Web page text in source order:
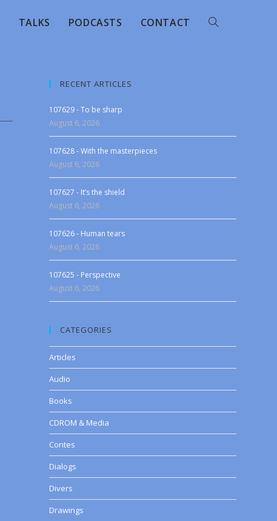
TALKS PODCASTS CONTACT
RECENT ARTICLES
107629 - To be sharp
August 6, 2026
107628 - With the masterpieces
August 6, 2026
107627 - It’s the shield
August 6, 2026
107626 - Human tears
August 6, 2026
107625 - Perspective
August 6, 2026
CATEGORIES
Articles
Audio
Books
CDROM & Media
Contes
Dialogs
Divers
Drawings